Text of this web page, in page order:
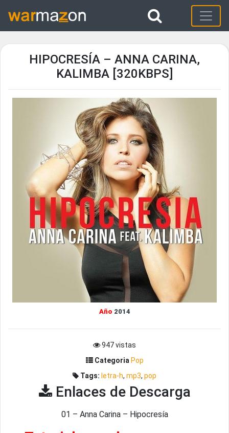
HIPOCRESÍA – ANNA CARINA,
KALIMBA [320KBPS]
Año 2014
947 vistas
Categoria Pop
Tags: letra-h, mp3, pop
Enlaces de Descarga
01 – Anna Carina – Hipocresía